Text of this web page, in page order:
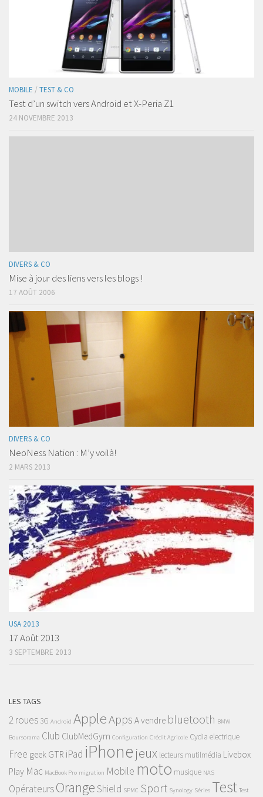
MOBILE / TEST & CO
Test d’un switch vers Android et X-Peria Z1
24 NOVEMBRE 2013
DIVERS & CO
Mise à jour des liens vers les blogs !
17 AOÛT 2006
DIVERS & CO
NeoNess Nation : M’y voilà!
2 MARS 2013
USA 2013
17 Août 2013
3 SEPTEMBRE 2013
LES TAGS
2 roues 3G Android AppleApps A vendre bluetooth BMW
Boursorama Club ClubMedGym Configuration Crédit Agricole Cydia electrique
Free geek GTR iPad iPhone jeux lecteurs mutilmédia Livebox
Play Mac MacBook Pro migration Mobile moto musique NAS
OpérateursOrangeShield SPMC Sport Synology Séries Test Test